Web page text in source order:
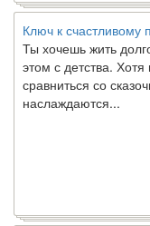
Ключ к счастливому
Ты хочешь жить
этом с детства.
сравниться со
наслаждаются...